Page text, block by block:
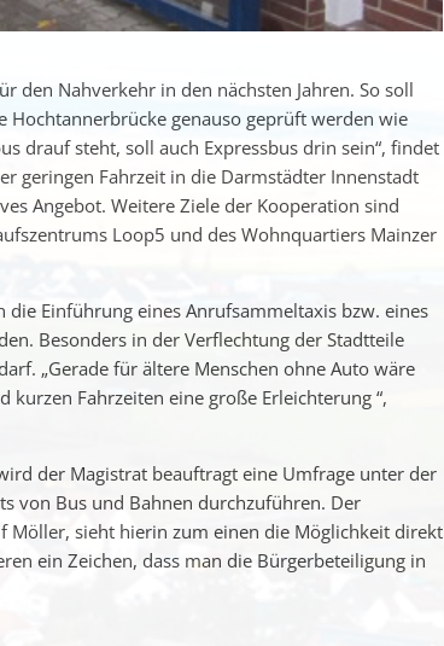
den Nahverkehr in den nächsten Jahren. So soll
Hochtannerbrücke genauso geprüft werden wie
drauf steht, soll auch Expressbus drin sein“, findet
geringen Fahrzeit in die Darmstädter Innenstadt
Angebot. Weitere Ziele der Kooperation sind
Loop5 und des Wohnquartiers Mainzer
Einführung eines Anrufsammeltaxis bzw. eines
Besonders in der Verflechtung der Stadtteile
„Gerade für ältere Menschen ohne Auto wäre
Fahrzeiten eine große Erleichterung “,
der Magistrat beauftragt eine Umfrage unter der
von Bus und Bahnen durchzuführen. Der
Möller, sieht hierin zum einen die Möglichkeit direkt
ein Zeichen, dass man die Bürgerbeteiligung in